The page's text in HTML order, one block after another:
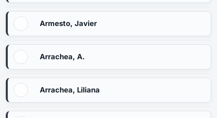
Armesto, Javier
Arrachea, A.
Arrachea, Liliana